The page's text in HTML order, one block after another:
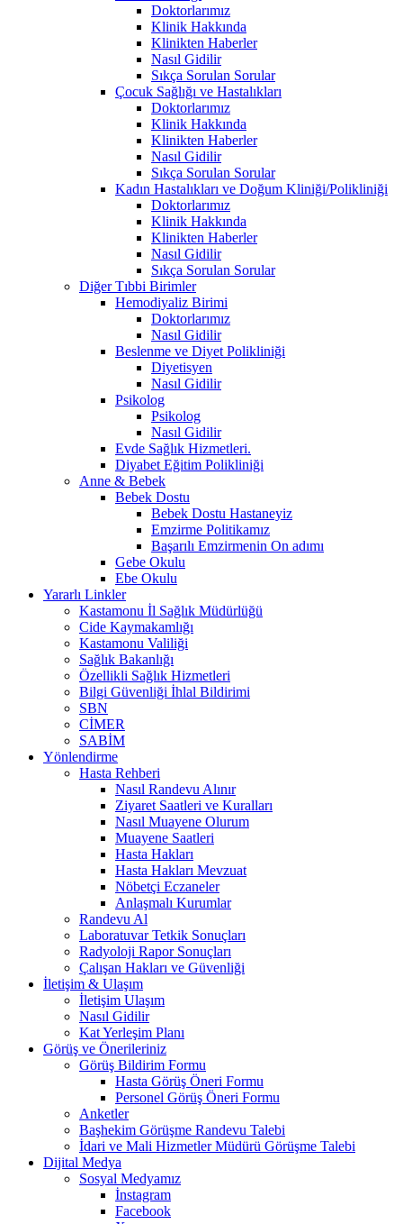
Doktorlarımız
Klinik Hakkında
Klinikten Haberler
Nasıl Gidilir
Sıkça Sorulan Sorular
Çocuk Sağlığı ve Hastalıkları
Doktorlarımız
Klinik Hakkında
Klinikten Haberler
Nasıl Gidilir
Sıkça Sorulan Sorular
Kadın Hastalıkları ve Doğum Kliniği/Polikliniği
Doktorlarımız
Klinik Hakkında
Klinikten Haberler
Nasıl Gidilir
Sıkça Sorulan Sorular
Diğer Tıbbi Birimler
Hemodiyaliz Birimi
Doktorlarımız
Nasıl Gidilir
Beslenme ve Diyet Polikliniği
Diyetisyen
Nasıl Gidilir
Psikolog
Psikolog
Nasıl Gidilir
Evde Sağlık Hizmetleri.
Diyabet Eğitim Polikliniği
Anne & Bebek
Bebek Dostu
Bebek Dostu Hastaneyiz
Emzirme Politikamız
Başarılı Emzirmenin On adımı
Gebe Okulu
Ebe Okulu
Yararlı Linkler
Kastamonu İl Sağlık Müdürlüğü
Cide Kaymakamlığı
Kastamonu Valiliği
Sağlık Bakanlığı
Özellikli Sağlık Hizmetleri
Bilgi Güvenliği İhlal Bildirimi
SBN
CİMER
SABİM
Yönlendirme
Hasta Rehberi
Nasıl Randevu Alınır
Ziyaret Saatleri ve Kuralları
Nasıl Muayene Olurum
Muayene Saatleri
Hasta Hakları
Hasta Hakları Mevzuat
Nöbetçi Eczaneler
Anlaşmalı Kurumlar
Randevu Al
Laboratuvar Tetkik Sonuçları
Radyoloji Rapor Sonuçları
Çalışan Hakları ve Güvenliği
İletişim & Ulaşım
İletişim Ulaşım
Nasıl Gidilir
Kat Yerleşim Planı
Görüş ve Önerileriniz
Görüş Bildirim Formu
Hasta Görüş Öneri Formu
Personel Görüş Öneri Formu
Anketler
Başhekim Görüşme Randevu Talebi
İdari ve Mali Hizmetler Müdürü Görüşme Talebi
Dijital Medya
Sosyal Medyamız
İnstagram
Facebook